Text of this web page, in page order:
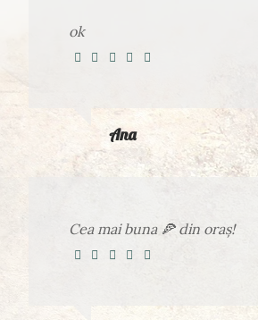
ok
Ana
Cea mai buna 🍕 din oraș!